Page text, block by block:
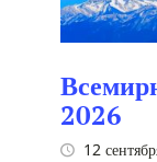
2026
12